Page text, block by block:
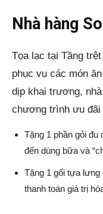
Nhà hàng
Tọa lạc tại Tầng
phục vụ các món
dịp khai trương,
chương trình ưu đãi
Tặng 1 phần gỏi
đến dùng bữa và
Tặng 1 gối tựa lưng
thanh toán giá trị